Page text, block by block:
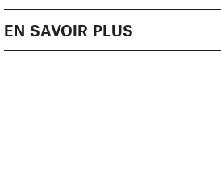
EN SAVOIR PLUS